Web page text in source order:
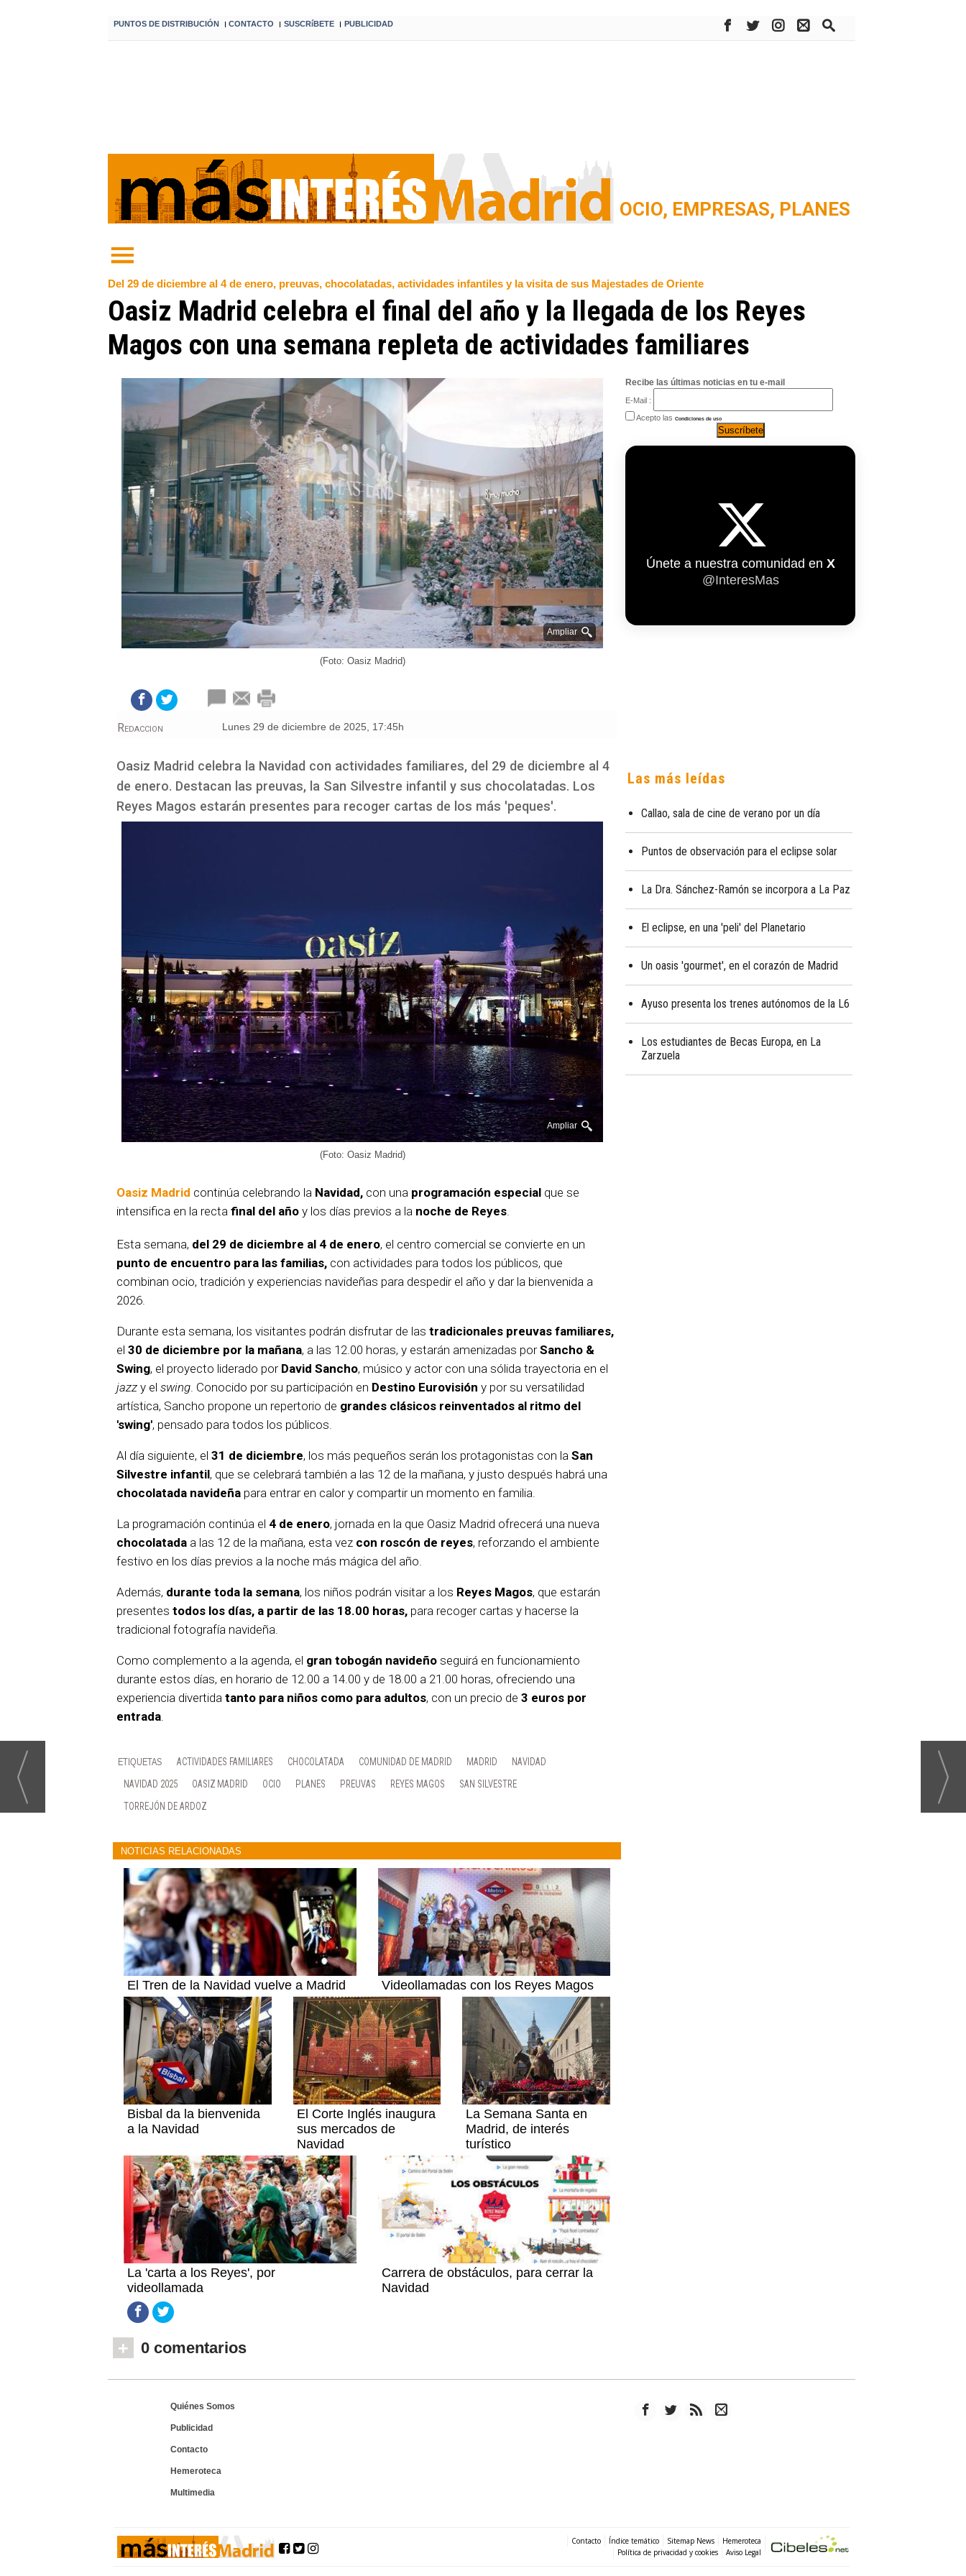
PUNTOS DE DISTRIBUCIÓN I CONTACTO I SUSCRíBETE I PUBLICIDAD
OCIO, EMPRESAS, PLANES
Del 29 de diciembre al 4 de enero, preuvas, chocolatadas, actividades infantiles y la visita de sus Majestades de Oriente
Oasiz Madrid celebra el final del año y la llegada de los Reyes
Magos con una semana repleta de actividades familiares
Ampliar
(Foto: Oasiz Madrid)
lunes 29 de diciembre de 2025, 17:45h
Redaccion
Oasiz Madrid celebra la Navidad con actividades familiares, del 29 de diciembre al 4
de enero. Destacan las preuvas, la San Silvestre infantil y sus chocolatadas. Los
Reyes Magos estarán presentes para recoger cartas de los más 'peques'.
Ampliar
(Foto: Oasiz Madrid)
Oasiz Madrid continúa celebrando la Navidad, con una programación especial que se
intensifica en la recta final del año y los días previos a la noche de Reyes.
Esta semana, del 29 de diciembre al 4 de enero, el centro comercial se convierte en un
punto de encuentro para las familias, con actividades para todos los públicos, que
combinan ocio, tradición y experiencias navideñas para despedir el año y dar la bienvenida a
2026.
Durante esta semana, los visitantes podrán disfrutar de las tradicionales preuvas familiares,
el 30 de diciembre por la mañana, a las 12.00 horas, y estarán amenizadas porSancho &
Swing, el proyecto liderado por David Sancho, músico y actor con una sólida trayectoria en el
jazz y el swing. Conocido por su participación en Destino Eurovisión y por su versatilidad
artística, Sancho propone un repertorio de grandes clásicos reinventados al ritmo del
'swing', pensado para todos los públicos.
Al día siguiente, el 31 de diciembre, los más pequeños serán los protagonistas con la San
Silvestre infantil, que se celebrará también a las 12 de la mañana, y justo después habrá una
chocolatada navideña para entrar en calor y compartir un momento en familia.
La programación continúa el 4 de enero, jornada en la que Oasiz Madrid ofrecerá una nueva
chocolatada a las 12 de la mañana, esta vez con roscón de reyes, reforzando el ambiente
festivo en los días previos a la noche más mágica del año.
Además, durante toda la semana, los niños podrán visitar a los Reyes Magos, que estarán
presentes todos los días, a partir de las 18.00 horas, para recoger cartas y hacerse la
tradicional fotografía navideña.
Como complemento a la agenda, el gran tobogán navideño seguirá en funcionamiento
durante estos días, en horario de 12.00 a 14.00 y de 18.00 a 21.00 horas, ofreciendo una
experiencia divertida tanto para niños como para adultos, con un precio de 3 euros por
entrada.
ACTIVIDADES FAMILIARES CHOCOLATADA COMUNIDAD DE MADRID MADRID
NAVIDAD
NAVIDAD 2025
OASIZ MADRID OCIO PLANES PREUVAS REYES MAGOS
SAN SILVESTRE
TORREJÓN DE ARDOZ
NOTICIAS RELACIONADAS
El Tren de la Navidad vuelve a Madrid Videollamadas con los Reyes Magos
Bisbal da la bienvenida
a la Navidad
El Corte Inglés inaugura
sus mercados de
Navidad
La Semana Santa en
Madrid, de interés
turístico
La 'carta a los Reyes', por
videollamada
Carrera de obstáculos, para cerrar la
Navidad
+ 0 comentarios
Recibe las últimas noticias en tu e-mail
E-Mail :
Acepto las Condiciones de uso
Únete a nuestra comunidad en X
@InteresMas
Las más leídas
Callao, sala de cine de verano por un día
Puntos de observación para el eclipse solar
La Dra. Sánchez-Ramón se incorpora a La Paz
El eclipse, en una 'peli' del Planetario
Un oasis 'gourmet', en el corazón de Madrid
Ayuso presenta los trenes autónomos de la L6
Los estudiantes de Becas Europa, en La
Zarzuela
Quiénes Somos
Publicidad
Contacto
Hemeroteca
Multimedia
Contacto Índice temático Sitemap News
Hemeroteca
Política de privacidad y cookies
Aviso Legal